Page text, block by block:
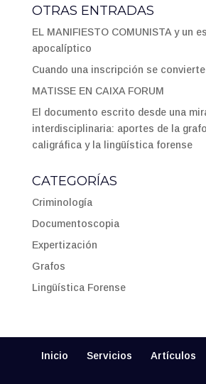
OTRAS ENTRADAS
EL MANIFIESTO COMUNISTA y un
apocalíptico
Cuando una inscripción se
MATISSE EN CAIXA FORUM
El documento escrito desde una
interdisciplinaria: aportes de la
caligráfica y la lingüística forense
CATEGORÍAS
Criminología
Documentoscopia
Expertización
Grafos
Lingüística Forense
Inicio Servicios Artículos